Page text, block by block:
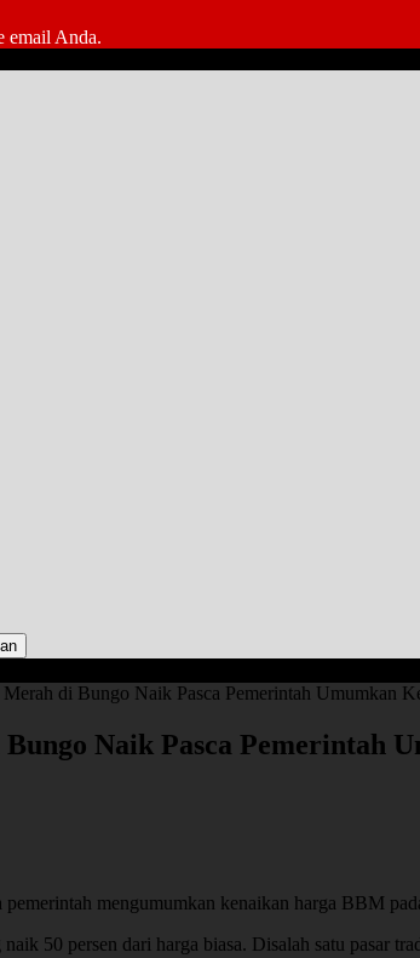
email Anda.
Merah di Bungo Naik Pasca Pemerintah Umumkan
Naik Pasca Pemerintah
pemerintah mengumumkan kenaikan harga BBM
naik 50 persen dari harga biasa. Disalah satu